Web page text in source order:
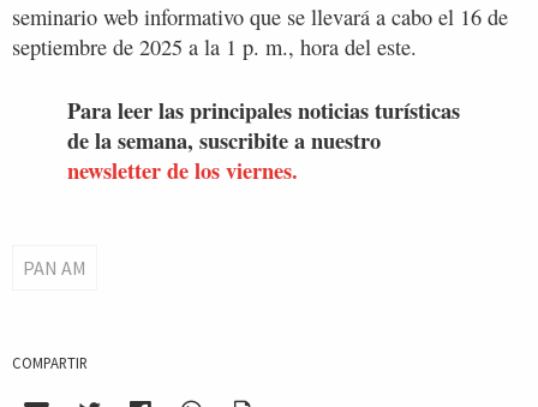
seminario web informativo que se llevará a cabo el 16 de
septiembre de 2025 a la 1 p. m., hora del este.
Para leer las principales noticias turísticas
de la semana, suscribite a nuestro
newsletter de los viernes.
PAN AM
COMPARTIR